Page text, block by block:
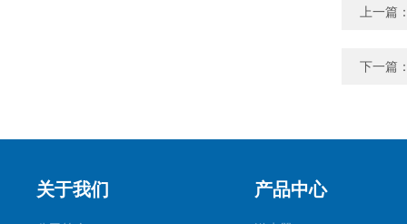
上一篇
下一篇
关于我们 产品中心